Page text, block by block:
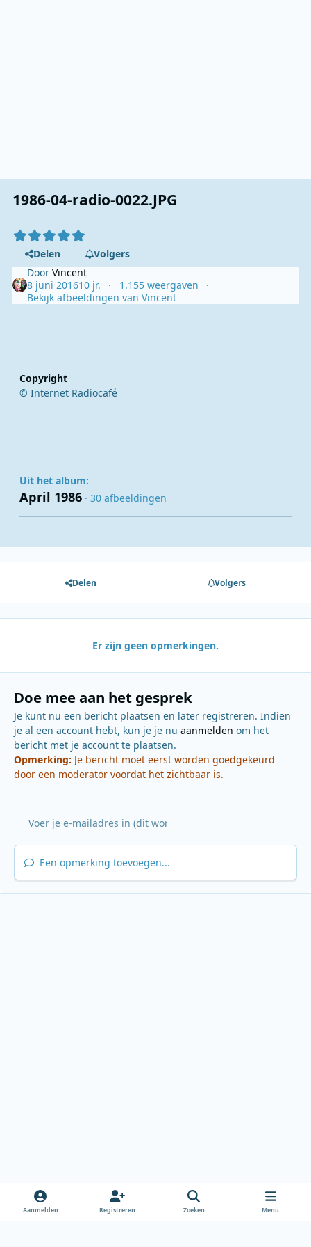
1986-04-radio-0022.JPG
Delen
Volgers
DoorVincent
8 juni 201610 jr.
1.155 weergaven
Bekijk afbeeldingen van Vincent
Copyright
© Internet Radiocafé
Uit het album:
April 1986 · 30 afbeeldingen
Delen Volgers
Er zijn geen opmerkingen.
Doe mee aan het gesprek
Je kunt nu een bericht plaatsen en later registreren. Indien
je al een account hebt, kun je je nu aanmelden om het
bericht met je account te plaatsen.
Opmerking: Je bericht moet eerst worden goedgekeurd
door een moderator voordat het zichtbaar is.
Een opmerking toevoegen...
Aanmelden Registreren Zoeken Menu